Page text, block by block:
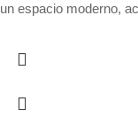
un espacio moderno,